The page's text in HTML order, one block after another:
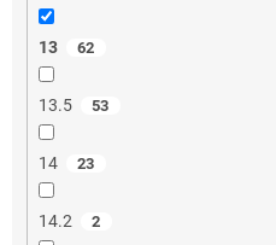
13 62
13.5 53
14 23
14.2 2